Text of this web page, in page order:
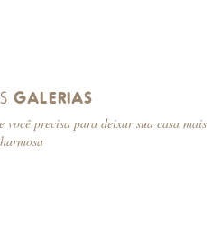
GALERIAS
você precisa para deixar sua casa mais